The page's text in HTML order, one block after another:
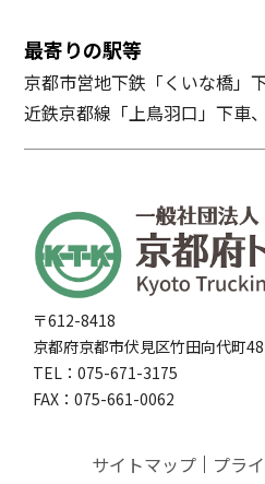
〒612-8418
京都府京都市伏見区竹田向代町
TEL：075-671-3175
FAX：075-661-0062
最寄りの駅等
京都市営地下鉄「くいな橋」
近鉄京都線「上鳥羽口」下車
サイトマップ プラ